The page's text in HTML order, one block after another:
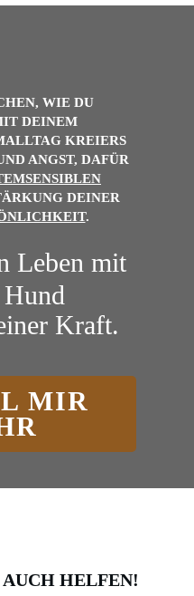
WIE DU
DEINEM
KREIERS
ANGST, DAFÜR
DEINER
.
Leben mit
Kraft.
MIR
HELFEN!